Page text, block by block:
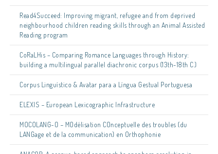
Read4Succeed: Improving migrant, refugee and from deprived
neighbourhood children reading skills through an Animal Assisted
Reading program
CoRaLHis – Comparing Romance Languages through History:
building a multilingual parallel diachronic corpus (13th-18th C.)
Corpus Linguístico & Avatar para a Língua Gestual Portuguesa
ELEXIS – European Lexicographic Infrastructure
MOCOLANG-O – MOdélisation COnceptuelle des troubles (du
LANGage et de la communication) en Orthophonie